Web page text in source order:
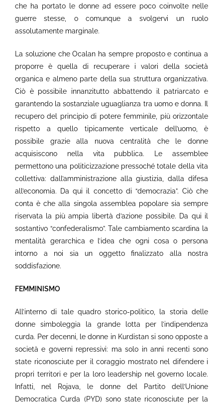
che ha portato le donne ad essere poco coinvolte nelle
guerre stesse, o comunque a svolgervi un ruolo
assolutamente marginale.
La soluzione che Ocalan ha sempre proposto e continua a
proporre è quella di recuperare i valori della società
organica e almeno parte della sua struttura organizzativa.
Ciò è possibile innanzitutto abbattendo il patriarcato e
garantendo la sostanziale uguaglianza tra uomo e donna. Il
recupero del principio di potere femminile, più orizzontale
rispetto a quello tipicamente verticale dell’uomo, è
possibile grazie alla nuova centralità che le donne
acquisiscono nella vita pubblica. Le assemblee
permettono una politicizzazione pressoché totale della vita
collettiva: dall’amministrazione alla giustizia, dalla difesa
all’economia. Da qui il concetto di “democrazia”. Ciò che
conta è che alla singola assemblea popolare sia sempre
riservata la più ampia libertà d’azione possibile. Da qui il
sostantivo “confederalismo”. Tale cambiamento scardina la
mentalità gerarchica e l’idea che ogni cosa o persona
intorno a noi sia un oggetto finalizzato alla nostra
soddisfazione.
FEMMINISMO
All’interno di tale quadro storico-politico, la storia delle
donne simboleggia la grande lotta per l’indipendenza
curda. Per decenni, le donne in Kurdistan si sono opposte a
società e governi repressivi: ma solo in anni recenti sono
state riconosciute per il coraggio mostrato nel difendere i
propri territori e per la loro leadership nel governo locale.
Infatti, nel Rojava, le donne del Partito dell’Unione
Democratica Curda (PYD) sono state riconosciute per la